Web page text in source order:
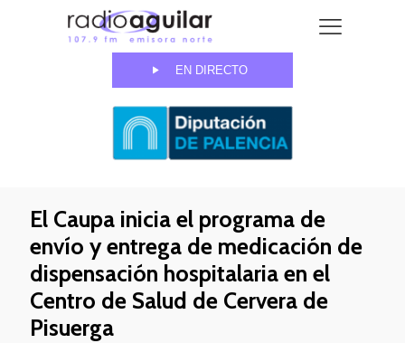
EN DIRECTO
El Caupa inicia el programa de
envío y entrega de medicación de
dispensación hospitalaria en el
Centro de Salud de Cervera de
Pisuerga